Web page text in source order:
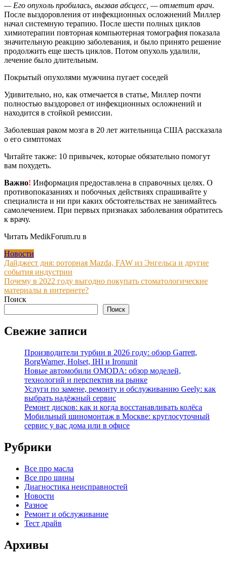
— Его опухоль пробилась, вызвав абсцесс, — отметит врач.
После выздоровления от инфекционных осложнений Миллер
начал системную терапию. После шести полных циклов
химиотерапии повторная компьютерная томография показала
значительную реакцию заболевания, и было принято решение
продолжить еще шесть циклов. Потом опухоль удалили,
лечение было длительным.
Покрытый опухолями мужчина пугает соседей
Удивительно, но, как отмечается в статье, Миллер почти
полностью выздоровел от инфекционных осложнений и
находится в стойкой ремиссии.
Заболевшая раком мозга в 20 лет жительница США рассказала
о его симптомах
Читайте также: 10 привычек, которые обязательно помогут
вам похудеть.
Важно! Информация предоставлена в справочных целях. О
противопоказаниях и побочных действиях спрашивайте у
специалиста и ни при каких обстоятельствах не занимайтесь
самолечением. При первых признаках заболевания обратитесь
к врачу.
Читать MedikForum.ru в
Новости
Навигация
по
записям
Дайджест дня: роторная Mazda, FAW из Энгельса и другие
события индустрии
Почему в 2022 году выгодно покупать стоматологические
материалы в интернете?
Поиск
Поиск
Свежие записи
Производители турбин в 2026 году: обзор Garrett,
BorgWarner, Holset, IHI и Ironunit
Новые автомобили OMODA: обзор моделей,
технологий и перспектив на рынке
Услуги по замене, ремонту и обслуживанию Geely: как
выбрать надёжный сервис
Ремонт дисков: как и когда восстанавливать колёса
Мобильный шиномонтаж в Москве: круглосуточный
сервис у вас дома или в офисе
Рубрики
Все про масла
Все про шины
Диагностика неисправностей
Новости
Разное
Ремонт и обслуживание
Тест драйв
Архивы